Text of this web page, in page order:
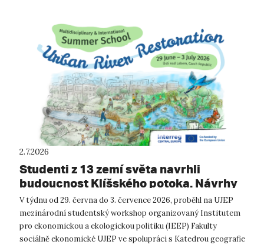
2.7.2026
Studenti z 13 zemí světa navrhli
budoucnost Klíšského potoka. Návrhy
si můžete v červenci prohlédnout na
CPTO
V týdnu od 29. června do 3. července 2026, proběhl na UJEP
mezinárodní studentský workshop organizovaný Institutem
pro ekonomickou a ekologickou politiku (IEEP) Fakulty
sociálně ekonomické UJEP ve spolupráci s Katedrou geografie